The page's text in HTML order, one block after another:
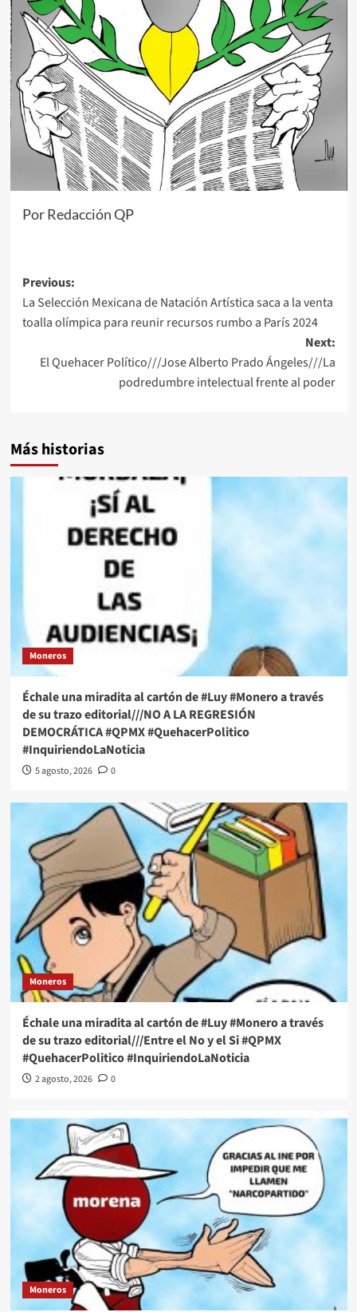
Por Redacción QP
Post
navigation
Previous:
La Selección Mexicana de Natación Artística saca a la venta
toalla olímpica para reunir recursos rumbo a París 2024
Next:
El Quehacer Político///Jose Alberto Prado Ángeles///La
podredumbre intelectual frente al poder
Más historias
Moneros
Échale una miradita al cartón de #Luy #Monero a través
de su trazo editorial///NO A LA REGRESIÓN
DEMOCRÁTICA #QPMX #QuehacerPolitico
#InquiriendoLaNoticia
5 agosto, 2026 0
Moneros
Échale una miradita al cartón de #Luy #Monero a través
de su trazo editorial///Entre el No y el Si #QPMX
#QuehacerPolitico #InquiriendoLaNoticia
2 agosto, 2026 0
Moneros